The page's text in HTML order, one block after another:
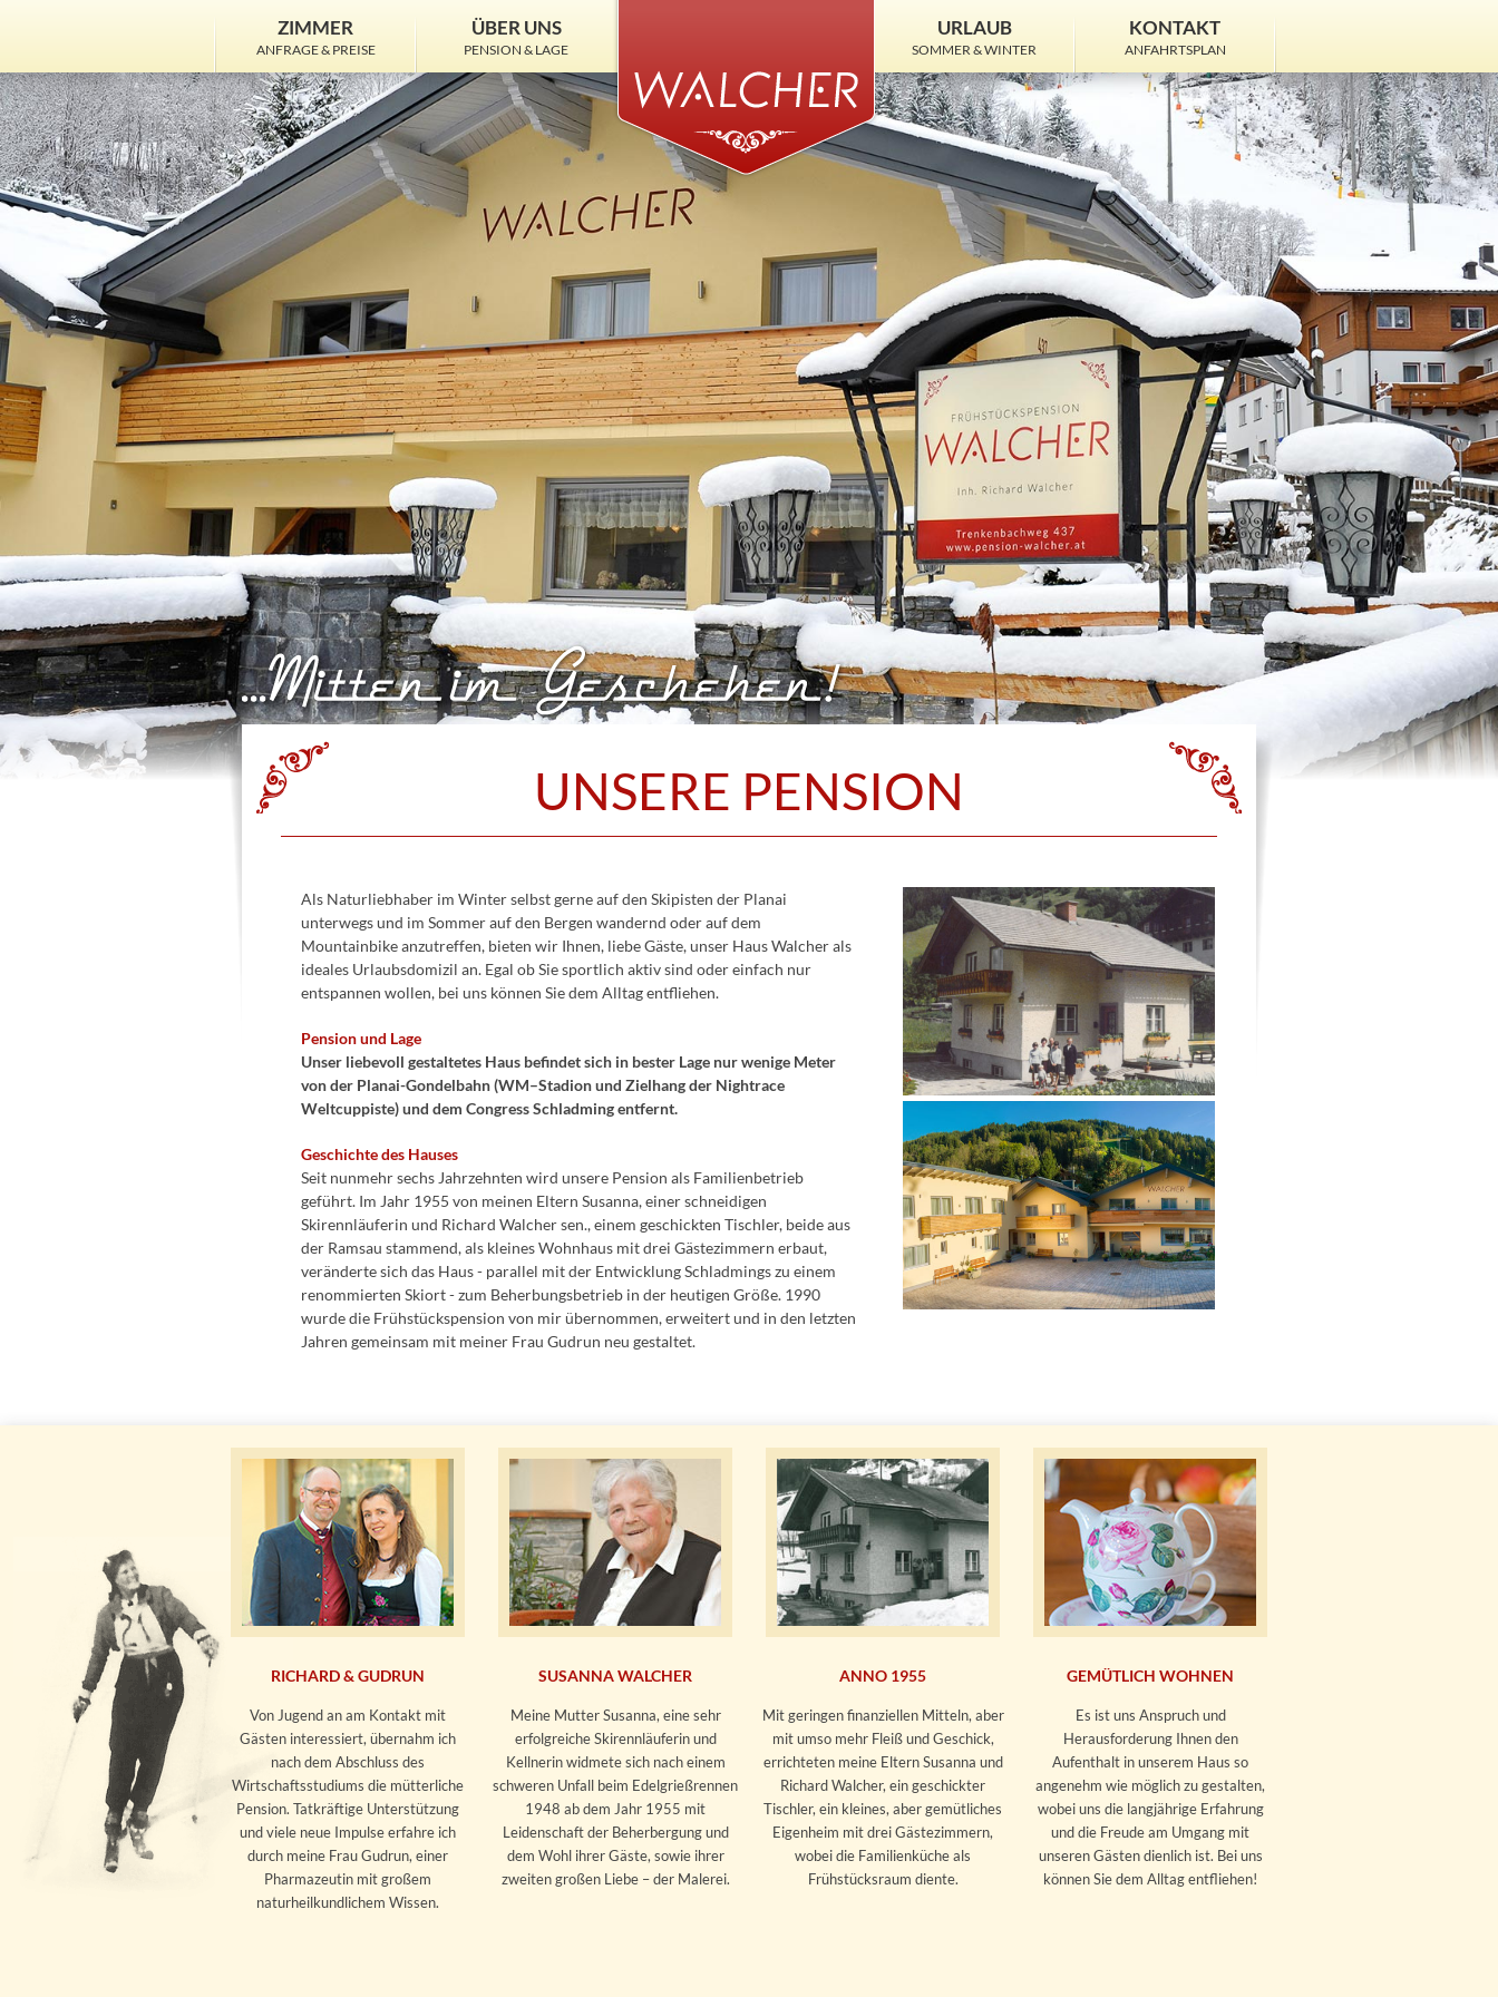
ZIMMER
ANFRAGE & PREISE
ÜBER UNS
PENSION & LAGE
URLAUB
SOMMER & WINTER
KONTAKT
ANFAHRTSPLAN
UNSERE PENSION
Als Naturliebhaber im Winter selbst gerne auf den Skipisten der Planai
unterwegs und im Sommer auf den Bergen wandernd oder auf dem
Mountainbike anzutreffen, bieten wir Ihnen, liebe Gäste, unser Haus Walcher als
ideales Urlaubsdomizil an. Egal ob Sie sportlich aktiv sind oder einfach nur
entspannen wollen, bei uns können Sie dem Alltag entfliehen.
Pension und Lage
Unser liebevoll gestaltetes Haus befindet sich in bester Lage nur wenige Meter
von der Planai-Gondelbahn (WM–Stadion und Zielhang der Nightrace
Weltcuppiste) und dem Congress Schladming entfernt.
Geschichte des Hauses
Seit nunmehr sechs Jahrzehnten wird unsere Pension als Familienbetrieb
geführt. Im Jahr 1955 von meinen Eltern Susanna, einer schneidigen
Skirennläuferin und Richard Walcher sen., einem geschickten Tischler, beide aus
der Ramsau stammend, als kleines Wohnhaus mit drei Gästezimmern erbaut,
veränderte sich das Haus - parallel mit der Entwicklung Schladmings zu einem
renommierten Skiort - zum Beherbungsbetrieb in der heutigen Größe. 1990
wurde die Frühstückspension von mir übernommen, erweitert und in den letzten
Jahren gemeinsam mit meiner Frau Gudrun neu gestaltet.
RICHARD & GUDRUN
Von Jugend an am Kontakt mit
Gästen interessiert, übernahm ich
nach dem Abschluss des
Wirtschaftsstudiums die mütterliche
Pension. Tatkräftige Unterstützung
und viele neue Impulse erfahre ich
durch meine Frau Gudrun, einer
Pharmazeutin mit großem
naturheilkundlichem Wissen.
SUSANNA WALCHER
Meine Mutter Susanna, eine sehr
erfolgreiche Skirennläuferin und
Kellnerin widmete sich nach einem
schweren Unfall beim Edelgrießrennen
1948 ab dem Jahr 1955 mit
Leidenschaft der Beherbergung und
dem Wohl ihrer Gäste, sowie ihrer
zweiten großen Liebe – der Malerei.
ANNO 1955
Mit geringen finanziellen Mitteln, aber
mit umso mehr Fleiß und Geschick,
errichteten meine Eltern Susanna und
Richard Walcher, ein geschickter
Tischler, ein kleines, aber gemütliches
Eigenheim mit drei Gästezimmern,
wobei die Familienküche als
Frühstücksraum diente.
GEMÜTLICH WOHNEN
Es ist uns Anspruch und
Herausforderung Ihnen den
Aufenthalt in unserem Haus so
angenehm wie möglich zu gestalten,
wobei uns die langjährige Erfahrung
und die Freude am Umgang mit
unseren Gästen dienlich ist. Bei uns
können Sie dem Alltag entfliehen!